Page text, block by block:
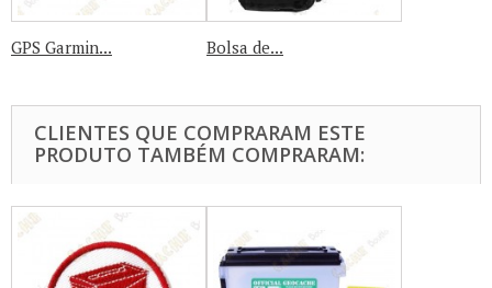
GPS Garmin... Bolsa de...
CLIENTES QUE COMPRARAM ESTE
PRODUTO TAMBÉM COMPRARAM: